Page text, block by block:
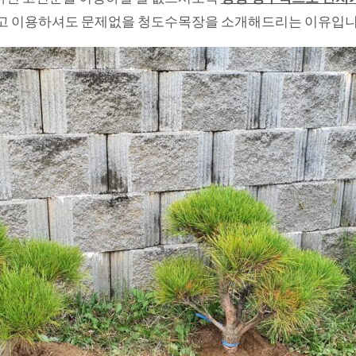
이용하셔도 문제없을 청도수목장을 소개해드리는 이유입